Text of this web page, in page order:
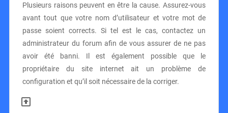
Plusieurs raisons peuvent en être la cause. Assurez-vous
avant tout que votre nom d’utilisateur et votre mot de
passe soient corrects. Si tel est le cas, contactez un
administrateur du forum afin de vous assurer de ne pas
avoir été banni. Il est également possible que le
propriétaire du site internet ait un problème de
configuration et qu’il soit nécessaire de la corriger.